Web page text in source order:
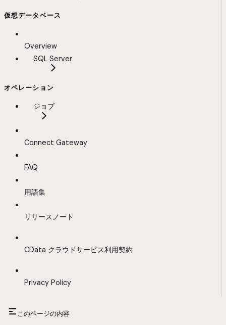
仮想データベース
Overview
SQL Server
オペレーション
ジョブ
Connect Gateway
FAQ
用語集
リリースノート
CData クラウドサービス利用契約
Privacy Policy
このページの内容